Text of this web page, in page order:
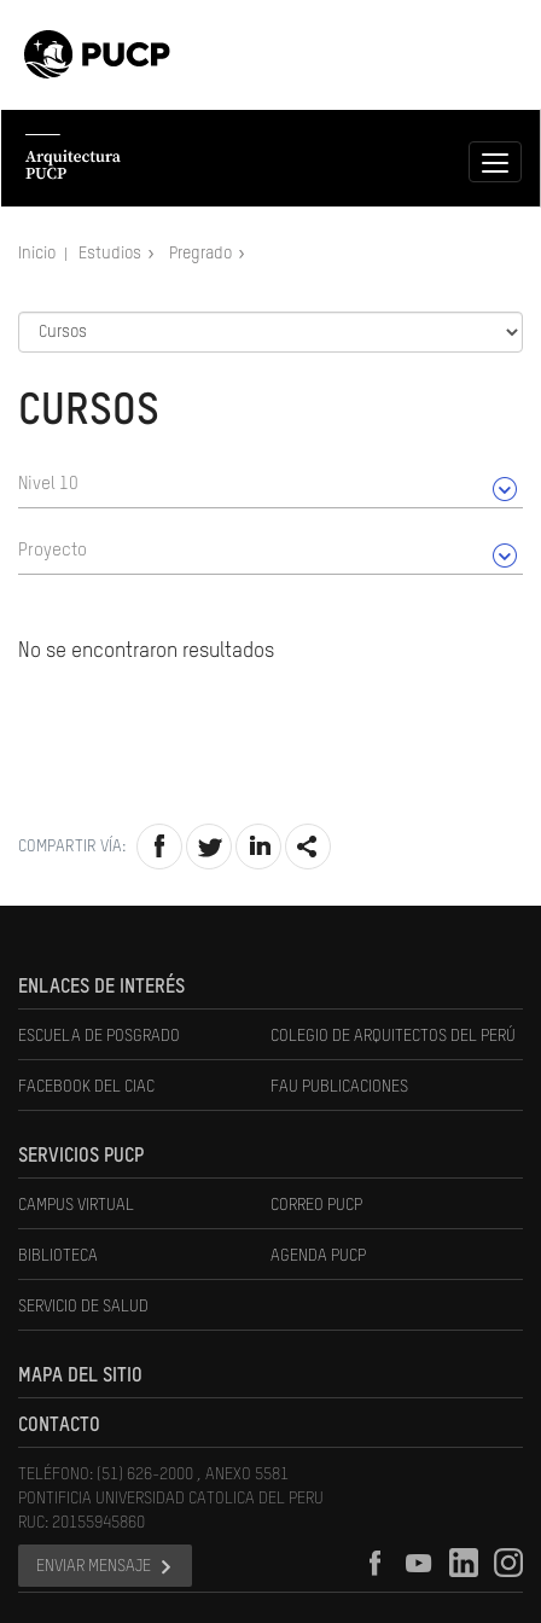
Inicio Estudios Pregrado
CURSOS
Nivel 10
Proyecto
No se encontraron resultados
COMPARTIR VÍA:
ENLACES DE INTERÉS
ESCUELA DE POSGRADO COLEGIO DE ARQUITECTOS DEL PERÚ
FACEBOOK DEL CIAC FAU PUBLICACIONES
SERVICIOS PUCP
CAMPUS VIRTUAL CORREO PUCP
BIBLIOTECA AGENDA PUCP
SERVICIO DE SALUD
MAPA DEL SITIO
CONTACTO
TELÉFONO: (51) 626-2000 , ANEXO 5581
PONTIFICIA UNIVERSIDAD CATOLICA DEL PERU
RUC: 20155945860
ENVIAR MENSAJE